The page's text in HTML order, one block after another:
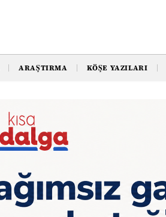
ARAŞTIRMA KÖŞE YAZILARI